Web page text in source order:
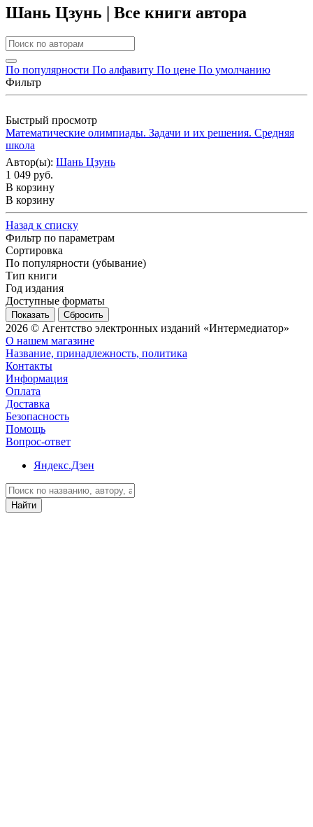
Шань Цзунь | Все книги автора
По популярности По алфавиту По цене По умолчанию
Фильтр
Быстрый просмотр
Математические олимпиады. Задачи и их решения. Средняя
школа
Автор(ы): Шань Цзунь
1 049 руб.
В корзину
В корзину
Назад к списку
Фильтр по параметрам
Сортировка
По популярности (убывание)
Тип книги
Год издания
Доступные форматы
Сбросить
2026 © Агентство электронных изданий «Интермедиатор»
О нашем магазине
Название, принадлежность, политика
Контакты
Информация
Оплата
Доставка
Безопасность
Помощь
Вопрос-ответ
Яндекс.Дзен
Найти